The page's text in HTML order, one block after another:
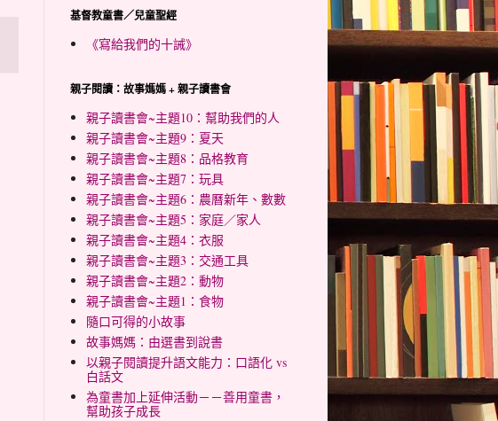
基督教童書／兒童聖經
《寫給我們的十誡》
親子閱讀：故事媽媽 + 親子讀書會
親子讀書會~主題10：幫助我們的人
親子讀書會~主題9：夏天
親子讀書會~主題8：品格教育
親子讀書會~主題7：玩具
親子讀書會~主題6：農曆新年、數數
親子讀書會~主題5：家庭／家人
親子讀書會~主題4：衣服
親子讀書會~主題3：交通工具
親子讀書會~主題2：動物
親子讀書會~主題1：食物
隨口可得的小故事
故事媽媽：由選書到說書
以親子閱讀提升語文能力：口語化 vs
白話文
為童書加上延伸活動－－善用童書，
幫助孩子成長